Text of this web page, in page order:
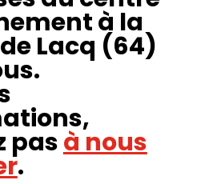
à la
Lacq (64)
pasà nous
.